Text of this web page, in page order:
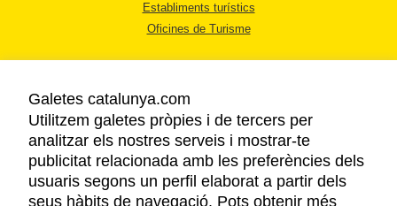
Establiments turístics
Oficines de Turisme
AVÍS LEGAL
POLÍTICA DE PRIVACITAT
COOKIES
Galetes catalunya.com
Utilitzem galetes pròpies i de tercers per
analitzar els nostres serveis i mostrar-te
publicitat relacionada amb les preferències dels
usuaris segons un perfil elaborat a partir dels
seus hàbits de navegació. Pots obtenir més